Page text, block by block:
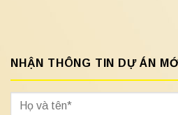
NHẬN THÔNG TIN DỰ ÁN